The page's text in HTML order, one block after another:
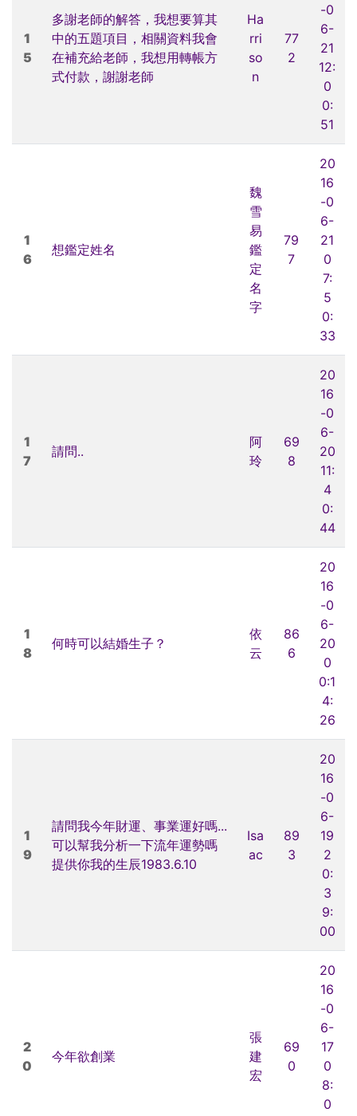
1
5
多謝老師的解答，我想要算其
中的五題項目，相關資料我會
在補充給老師，我想用轉帳方
式付款，謝謝老師
Ha
rri
so
n
77
2
-0
6-
21
12:
0
0:
51
1
6
想鑑定姓名
魏
雪
易
鑑
定
名
字
79
7
20
16
-0
6-
21
0
7:
5
0:
33
1
7
請問..
阿
玲
69
8
20
16
-0
6-
20
11:
4
0:
44
1
8
何時可以結婚生子？
依
云
86
6
20
16
-0
6-
20
0
0:1
4:
26
1
9
請問我今年財運、事業運好嗎...
可以幫我分析一下流年運勢嗎
提供你我的生辰1983.6.10
Isa
ac
89
3
20
16
-0
6-
19
2
0:
3
9:
00
2
0
今年欲創業
張
建
宏
69
0
20
16
-0
6-
17
0
8:
0